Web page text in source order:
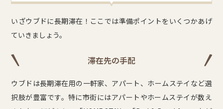
いざウブドに長期滞在！ここでは準備ポイントをいくつかあげ
ていきましょう。
滞在先の手配
ウブドは長期滞在用の一軒家、アパート、ホームステイなど選
択肢が豊富です。特に市街にはアパートやホームステイが数え